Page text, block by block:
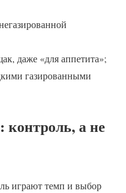
даже «для аппетита»;
газированными
контроль, а не
играют темп и выбор